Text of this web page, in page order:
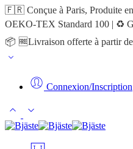
🇫🇷 Conçue à Paris, Produite
OEKO-TEX Standard 100 | ♻️
📦 🆓Livraison offerte à partir
Connexion/Inscription